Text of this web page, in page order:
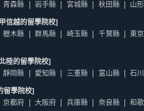
青森縣 岩手縣 宮城縣 秋田縣 山
信越的留學院校]
櫪木縣 群馬縣 崎玉縣 千葉縣 東
陸的留學院校]
靜岡縣 愛知縣 三重縣 富山縣 石
留學院校]
京都府 大阪府 兵庫縣 奈良縣 和